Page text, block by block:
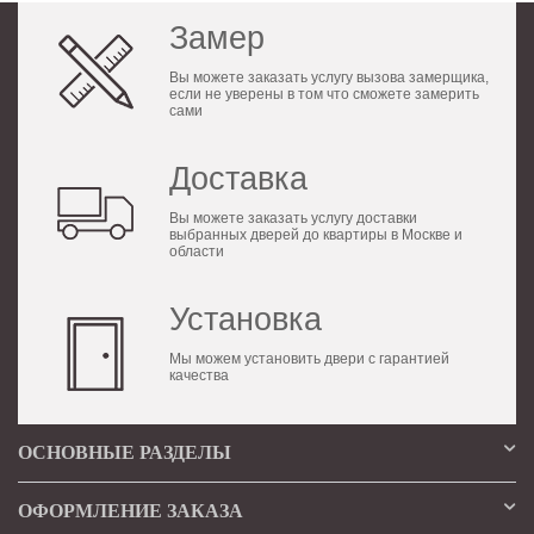
Замер
Вы можете заказать услугу вызова замерщика,
если не уверены в том что сможете замерить
сами
Доставка
Вы можете заказать услугу доставки
выбранных дверей до квартиры в Москве и
области
Установка
Мы можем установить двери с гарантией
качества
ОСНОВНЫЕ РАЗДЕЛЫ
ОФОРМЛЕНИЕ ЗАКАЗА